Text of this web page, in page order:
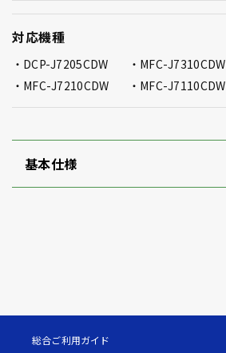
対応機種
DCP-J7205CDW MFC-J7310CDW
MFC-J7210CDW
MFC-J7110CDW
基本仕様
総合ご利用ガイド